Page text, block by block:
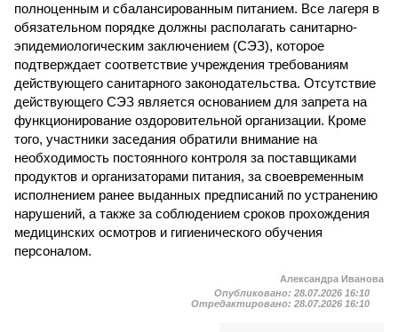
полноценным и сбалансированным питанием. Все лагеря в
обязательном порядке должны располагать санитарно-
эпидемиологическим заключением (СЭЗ), которое
подтверждает соответствие учреждения требованиям
действующего санитарного законодательства. Отсутствие
действующего СЭЗ является основанием для запрета на
функционирование оздоровительной организации. Кроме
того, участники заседания обратили внимание на
необходимость постоянного контроля за поставщиками
продуктов и организаторами питания, за своевременным
исполнением ранее выданных предписаний по устранению
нарушений, а также за соблюдением сроков прохождения
медицинских осмотров и гигиенического обучения
персоналом.
Александра Иванова
Опубликовано: 28.07.2026 16:10
Отредактировано: 28.07.2026 16:10